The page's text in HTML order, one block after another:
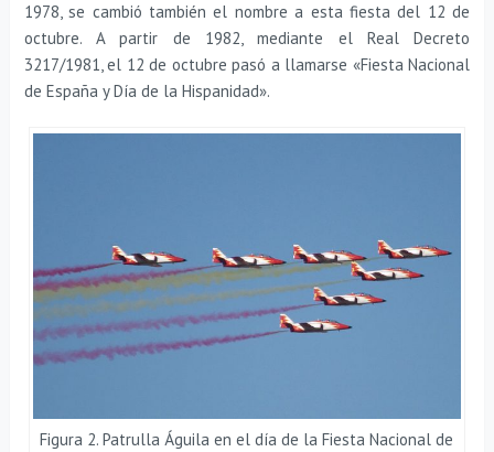
1978, se cambió también el nombre a esta fiesta del 12 de
octubre. A partir de 1982, mediante el Real Decreto
3217/1981, el 12 de octubre pasó a llamarse «Fiesta Nacional
de España y Día de la Hispanidad».
Figura 2. Patrulla Águila en el día de la Fiesta Nacional de